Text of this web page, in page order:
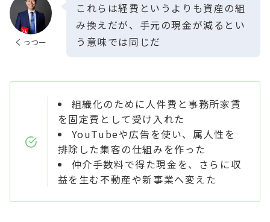
くっつー
これらは経費というよりも資産の組
み換えだが、手元の現金が減るとい
う意味では同じだ
組織化のために人件費と事務所家賃
を固定費として受け入れた
YouTubeや広告を使い、属人性を
排除した集客の仕組みを作った
仲介手数料で得た現金を、さらに収
益を生む不動産や新事業へ変えた